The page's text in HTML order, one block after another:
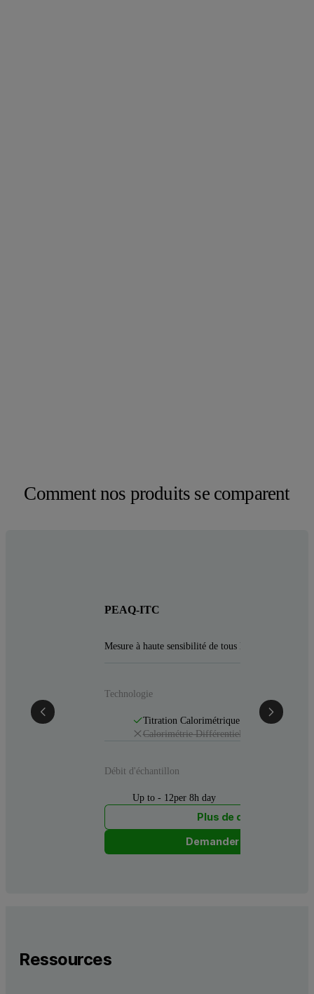
Comment nos produits se comparent
PEAQ-ITC
Mesure à haute sensibilité de tous les paramètres
Technologie
Titration Calorimétrique Isotherme (ITC)
Calorimétrie Différentielle à Balayage
Débit d'échantillon
Up to - 12per 8h day
Plus de détails
Demander un devis
Ressources